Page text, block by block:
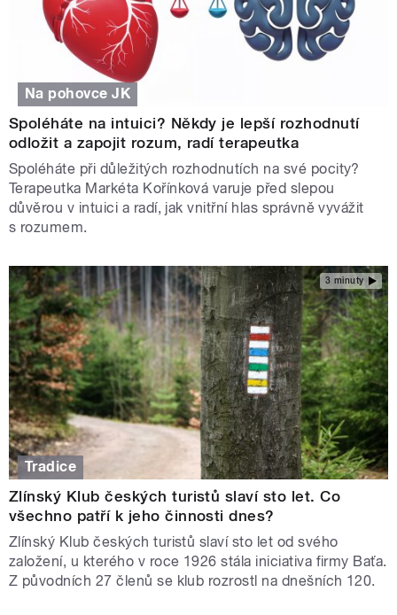
Na pohovce JK
Spoléháte na intuici? Někdy je lepší rozhodnutí
odložit a zapojit rozum, radí terapeutka
Spoléháte při důležitých rozhodnutích na své pocity?
Terapeutka Markéta Kořínková varuje před slepou
důvěrou v intuici a radí, jak vnitřní hlas správně vyvážit
s rozumem.
3 minuty
Tradice
Zlínský Klub českých turistů slaví sto let. Co
všechno patří k jeho činnosti dnes?
Zlínský Klub českých turistů slaví sto let od svého
založení, u kterého v roce 1926 stála iniciativa firmy Baťa.
Z původních 27 členů se klub rozrostl na dnešních 120.